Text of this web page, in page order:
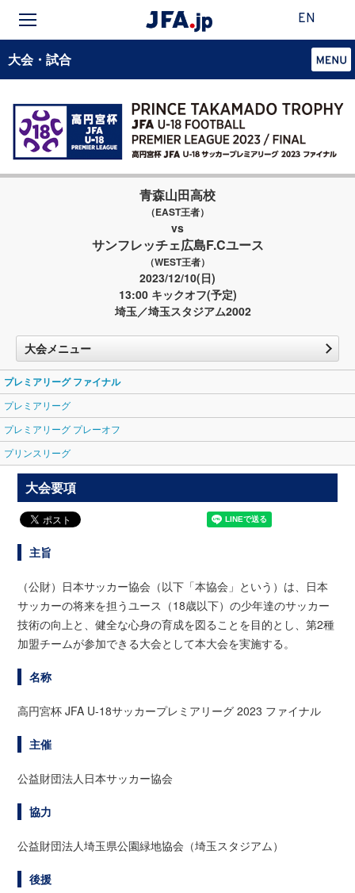
EN
大会・試合
青森山田高校
（EAST王者）
vs
サンフレッチェ広島F.Cユース
（WEST王者）
2023/12/10(日)
13:00 キックオフ(予定)
埼玉／埼玉スタジアム2002
大会メニュー
プレミアリーグ ファイナル
プレミアリーグ
プレミアリーグ プレーオフ
プリンスリーグ
大会要項
主旨
（公財）日本サッカー協会（以下「本協会」という）は、日本
サッカーの将来を担うユース（18歳以下）の少年達のサッカー
技術の向上と、健全な心身の育成を図ることを目的とし、第2種
加盟チームが参加できる大会として本大会を実施する。
名称
高円宮杯 JFA U-18サッカープレミアリーグ 2023 ファイナル
主催
公益財団法人日本サッカー協会
協力
公益財団法人埼玉県公園緑地協会（埼玉スタジアム）
後援